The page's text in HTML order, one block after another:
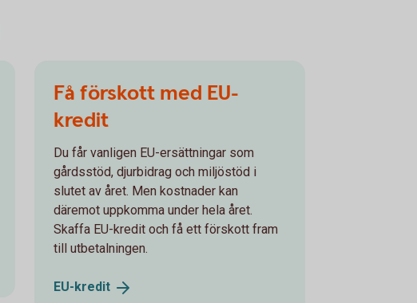
Få förskott med EU-
kredit
Du får vanligen EU-ersättningar som
gårdsstöd, djurbidrag och miljöstöd i
slutet av året. Men kostnader kan
däremot uppkomma under hela året.
Skaffa EU-kredit och få ett förskott fram
till utbetalningen.
EU-kredit